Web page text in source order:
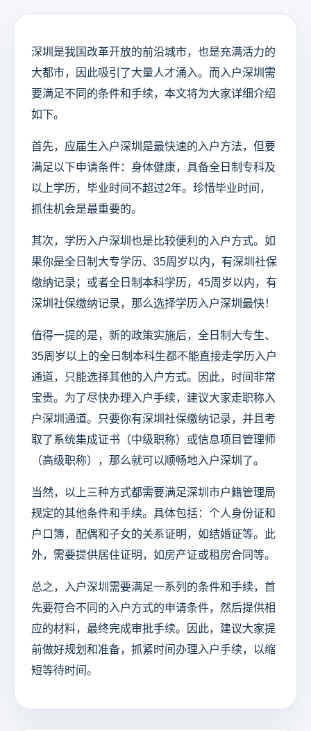
深圳是我国改革开放的前沿城市，也是充满活力的
大都市，因此吸引了大量人才涌入。而入户深圳需
要满足不同的条件和手续，本文将为大家详细介绍
如下。
首先，应届生入户深圳是最快速的入户方法，但要
满足以下申请条件：身体健康，具备全日制专科及
以上学历，毕业时间不超过2年。珍惜毕业时间，
抓住机会是最重要的。
其次，学历入户深圳也是比较便利的入户方式。如
果你是全日制大专学历、35周岁以内，有深圳社保
缴纳记录；或者全日制本科学历，45周岁以内，有
深圳社保缴纳记录，那么选择学历入户深圳最快！
值得一提的是，新的政策实施后，全日制大专生、
35周岁以上的全日制本科生都不能直接走学历入户
通道，只能选择其他的入户方式。因此，时间非常
宝贵。为了尽快办理入户手续，建议大家走职称入
户深圳通道。只要你有深圳社保缴纳记录，并且考
取了系统集成证书（中级职称）或信息项目管理师
（高级职称），那么就可以顺畅地入户深圳了。
当然，以上三种方式都需要满足深圳市户籍管理局
规定的其他条件和手续。具体包括：个人身份证和
户口簿，配偶和子女的关系证明，如结婚证等。此
外，需要提供居住证明，如房产证或租房合同等。
总之，入户深圳需要满足一系列的条件和手续，首
先要符合不同的入户方式的申请条件，然后提供相
应的材料，最终完成审批手续。因此，建议大家提
前做好规划和准备，抓紧时间办理入户手续，以缩
短等待时间。